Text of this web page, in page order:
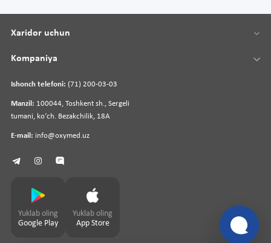
Ishonch telefoni: (71) 200-03-03
Manzil: 100044, Toshkent sh., Sergeli
tumani, koʻch. Bezakchilik, 18A
E-mail: info@oxymed.uz
Xaridor uchun
Kompaniya
Yuklab oling
Google Play
Yuklab oling
App Store